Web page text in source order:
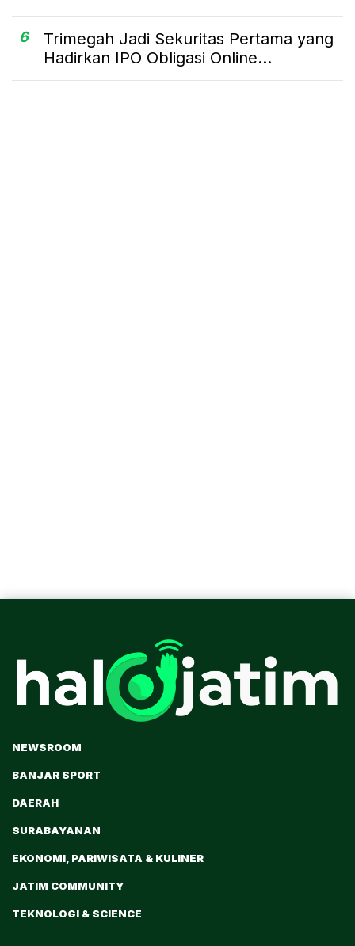
6
Trimegah Jadi Sekuritas Pertama yang
Hadirkan IPO Obligasi Online...
NEWSROOM
BANJAR SPORT
DAERAH
SURABAYANAN
EKONOMI, PARIWISATA & KULINER
JATIM COMMUNITY
TEKNOLOGI & SCIENCE